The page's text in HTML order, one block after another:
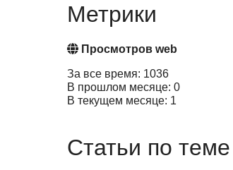
Метрики
Просмотров web
За все время: 1036
В прошлом месяце: 0
В текущем месяце: 1
Статьи по теме